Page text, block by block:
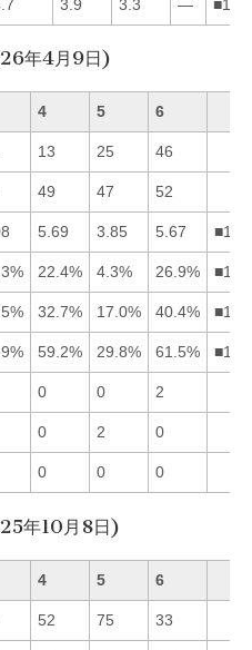
3.9 3.3 —
年4月9日)
4 5 6
13 25 46
49 47 52
5.69 3.85 5.67
22.4% 4.3% 26.9%
32.7% 17.0% 40.4%
59.2% 29.8% 61.5%
0 0 2
0 2 0
0 0 0
年10月8日)
4 5 6
52 75 33